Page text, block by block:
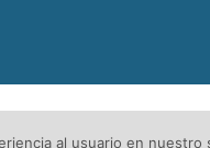
al usuario en